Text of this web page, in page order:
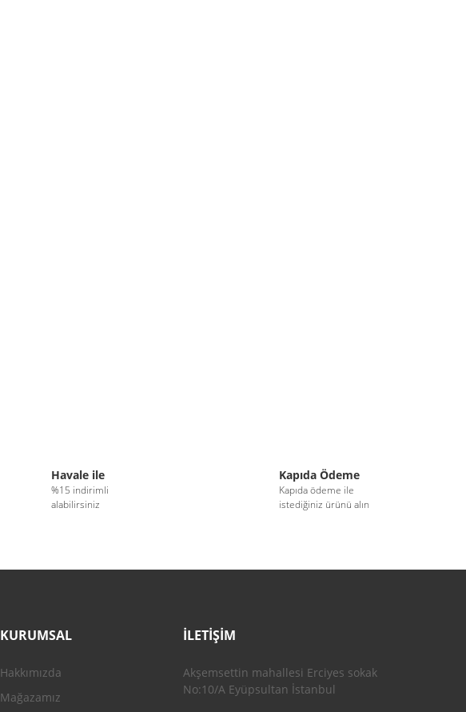
Havale ile
%15 indirimli
alabilirsiniz
Kapıda Ödeme
Kapıda ödeme ile
istediğiniz ürünü alın
KURUMSAL
Hakkımızda
Mağazamız
İLETİŞİM
Akşemsettin mahallesi Erciyes sokak
No:10/A Eyüpsultan İstanbul